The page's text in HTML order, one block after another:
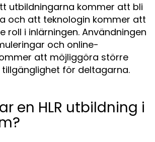
utbildningarna kommer att bli
och att teknologin kommer att
roll i inlärningen. Användningen
och online-
att möjliggöra större
för deltagarna.
en HLR utbildning i